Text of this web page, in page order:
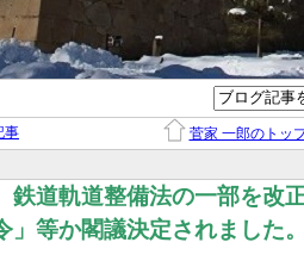
事 菅家 一郎のトッ
鉄道軌道整備法の一部を改
」等か閣議決定されました